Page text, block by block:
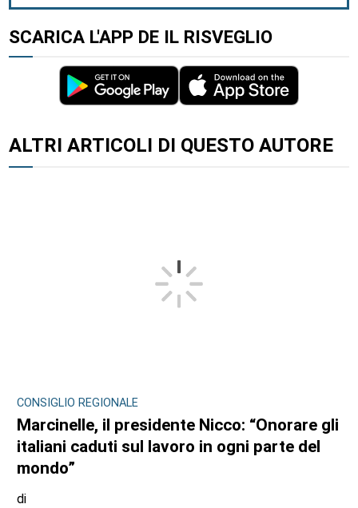
SCARICA L'APP DE IL RISVEGLIO
ALTRI ARTICOLI DI QUESTO AUTORE
CONSIGLIO REGIONALE
Marcinelle, il presidente Nicco: “Onorare gli
italiani caduti sul lavoro in ogni parte del
mondo”
di